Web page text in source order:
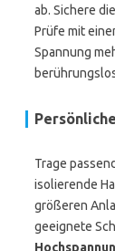
ab. Sichere
Prüfe mit
Spannung
Trage
isolierende
größeren
geeignete